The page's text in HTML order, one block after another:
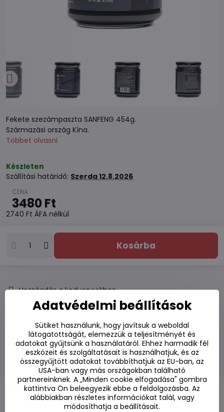
Fekete szezámpaszta SANFENG 454g.
Származási ország Kína.
Többet olvasni
Készleten
Szállítási határidő: Szerda12.8.2026
3480 Ft
2740 Ft ÁFA nélkül
Kosárba
Hozzáadás a kedvencekhez
Hozzáadás a listához
Watchdog
Kézbesítés
Raktározási szám:S7#SK#09145040#1
Gyártó:
Leírás
Adatvédelmi beállítások
Sütiket használunk, hogy javítsuk a weboldal
látogatottságát, elemezzük a teljesítményét és
adatokat gyűjtsünk a használatáról. Ehhez harmadik fél
eszközeit és szolgáltatásait is használhatjuk, és az
összegyűjtött adatokat továbbíthatjuk az EU-ban, az
USA-ban vagy más országokban található
partnereinknek. A „Minden cookie elfogadása" gombra
kattintva Ön beleegyezik ebbe a feldolgozásba. Az
alábbiakban részletes információkat talál, vagy
módosíthatja a beállításait.